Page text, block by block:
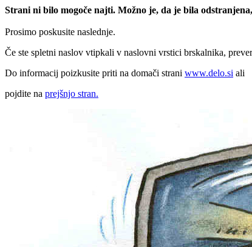
Strani ni bilo mogoče najti. Možno je, da je bila
Prosimo poskusite naslednje.
Če ste spletni naslov vtipkali v naslovni vrstici brskalnika,
Do informacij poizkusite priti na domači strani www.delo.si ali
pojdite na prejšnjo stran.